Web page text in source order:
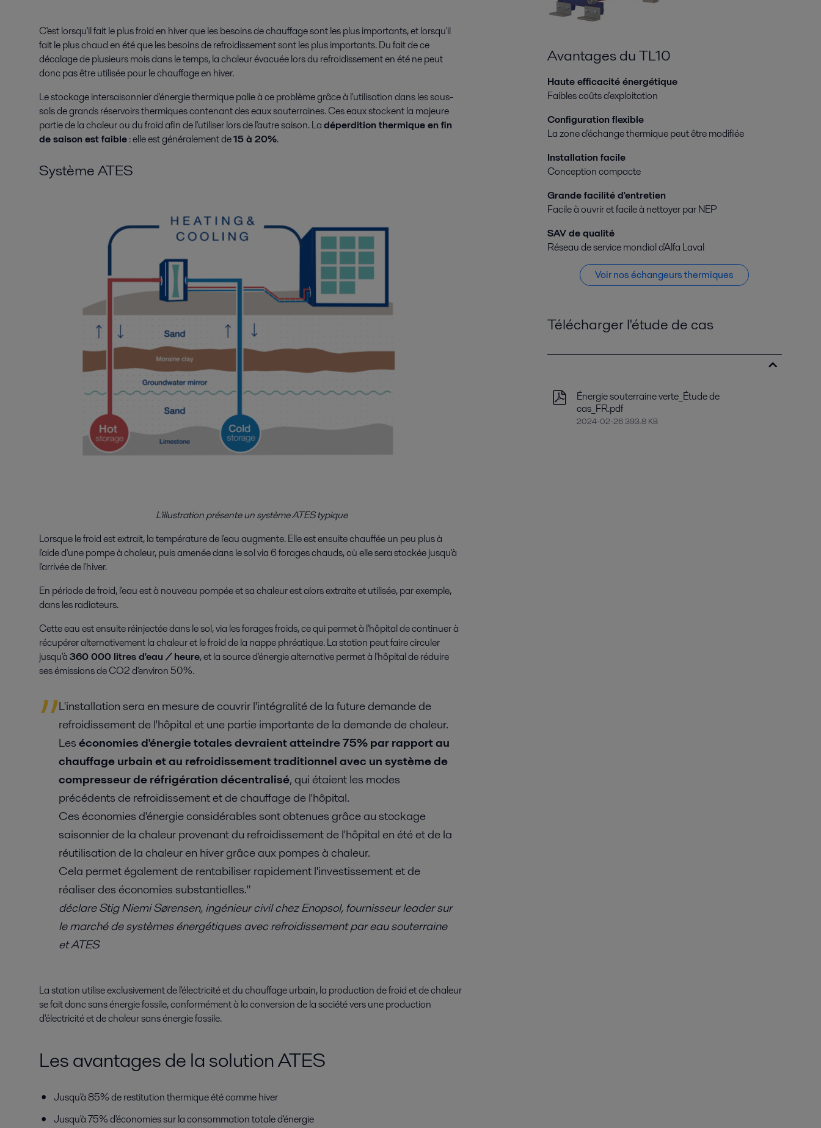
C'est lorsqu'il fait le plus froid en hiver que les besoins de chauffage sont les plus importants, et lorsqu'il
fait le plus chaud en été que les besoins de refroidissement sont les plus importants. Du fait de ce
décalage de plusieurs mois dans le temps, la chaleur évacuée lors du refroidissement en été ne peut
donc pas être utilisée pour le chauffage en hiver.
Le stockage intersaisonnier d'énergie thermique palie à ce problème grâce à l'utilisation dans les sous-
sols de grands réservoirs thermiques contenant des eaux souterraines. Ces eaux stockent la majeure
partie de la chaleur ou du froid afin de l'utiliser lors de l'autre saison. Ladéperdition thermique en fin
de saison est faible: elle est généralement de15 à 20%.
Système ATES
L'illustration présente un système ATES typique
Lorsque le froid est extrait, la température de l'eau augmente. Elle est ensuite chauffée un peu plus à
l'aide d'une pompe à chaleur, puis amenée dans le sol via 6 forages chauds, où elle sera stockée jusqu'à
l'arrivée de l'hiver.
En période de froid, l'eau est à nouveau pompée et sa chaleur est alors extraite et utilisée, par exemple,
dans les radiateurs.
Cette eau est ensuite réinjectée dans le sol, via les forages froids, ce qui permet à l'hôpital de continuer à
récupérer alternativement la chaleur et le froid de la nappe phréatique. La station peut faire circuler
jusqu'à360 000 litres d'eau / heure, et la source d'énergie alternative permet à l'hôpital de réduire
ses émissions de CO2 d'environ 50%.
L'installation sera en mesure de couvrir l'intégralité de la future demande de
refroidissement de l'hôpital et une partie importante de la demande de chaleur.
Leséconomies d'énergie totales devraient atteindre 75% par rapport au
chauffage urbain et au refroidissement traditionnel avec un système de
compresseur de réfrigération décentralisé, qui étaient les modes
précédents de refroidissement et de chauffage de l'hôpital.
Ces économies d'énergie considérables sont obtenues grâce au stockage
saisonnier de la chaleur provenant du refroidissement de l'hôpital en été et de la
réutilisation de la chaleur en hiver grâce aux pompes à chaleur.
Cela permet également de rentabiliser rapidement l'investissement et de
réaliser des économies substantielles."
déclare Stig Niemi Sørensen, ingénieur civil chez Enopsol, fournisseur leader sur
le marché de systèmes énergétiques avec refroidissement par eau souterraine
et ATES
La station utilise exclusivement de l'électricité et du chauffage urbain, la production de froid et de chaleur
se fait donc sans énergie fossile, conformément à la conversion de la société vers une production
d'électricité et de chaleur sans énergie fossile.
Les avantages de la solution ATES
Jusqu'à 85% de restitution thermique été comme hiver
Jusqu'à 75% d'économies sur la consommation totale d'énergie
Avantages du TL10
Haute efficacité énergétique
Faibles coûts d'exploitation
Configuration flexible
La zone d'échange thermique peut être modifiée
Installation facile
Conception compacte
Grande facilité d'entretien
Facile à ouvrir et facile à nettoyer par NEP
SAV de qualité
Réseau de service mondial d'Alfa Laval
Voir nos échangeurs thermiques
Télécharger l'étude de cas
Énergie souterraine verte_Étude de
cas_FR.pdf
2024-02-26 393.8 KB